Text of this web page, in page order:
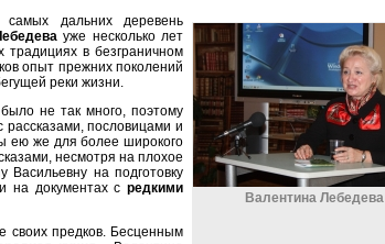
Валентина Лебедева
дальних деревень
уже несколько лет
в безграничном
опыт прежних поколений
реки жизни.
не так много, поэтому
рассказами, пословицами и
ею же для более широкого
несмотря на плохое
на подготовку
на документах с редкими
своих предков. Бесценным